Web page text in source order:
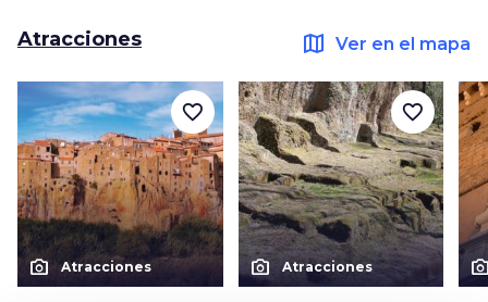
Atracciones map Ver en el mapa
photo_camera Atracciones
favorite_border
photo_camera Atracciones
favorite_border